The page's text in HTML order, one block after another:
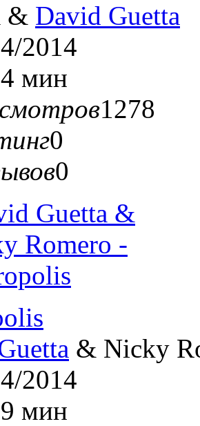
& David Guetta
2014
мин
1278
0
0
& Nicky
2014
мин